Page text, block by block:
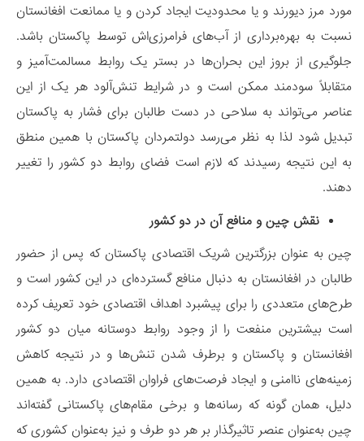
مورد مرز دیورند و یا محدودیت ایجاد کردن و یا ممانعت افغانستان
نسبت به بهره‌برداری از آب‌های فرامرزی‌اش توسط پاکستان باشد.
جلوگیری از بروز این بحران‌ها در بستر یک روابط مسالمت‌آمیز و
متقابلاً سودمند ممکن است و در شرایط تنش‌آلود هر یک از این
عناصر می‌تواند به سلاحی در دست طالبان برای فشار به پاکستان
تبدیل شود لذا به نظر می‌رسد دولتمردان پاکستان با همین منطق
به این نتیجه رسیدند که لازم است فضای روابط دو کشور را تغییر
دهند.
نقش چین و منافع آن در دو کشور
چین به عنوان بزرگترین شریک اقتصادی پاکستان که پس از حضور
طالبان در افغانستان به دنبال منافع گسترده‌ای در این کشور است و
طرح‌های متعددی را برای پیشبرد اهداف اقتصادی خود تعریف کرده
است بیشترین منفعت را از وجود روابط دوستانه میان دو کشور
افغانستان و پاکستان و برطرف شدن تنش‌ها و در نتیجه کاهش
زمینه‌های ناامنی و ایجاد فرصت‌های فراوان اقتصادی دارد. به همین
دلیل، همان گونه که رسانه‌ها و برخی مقام‌های پاکستانی گفته‌اند
چین به‌عنوان عنصر تاثیرگذار بر هر دو طرف و نیز به‌عنوان کشوری که